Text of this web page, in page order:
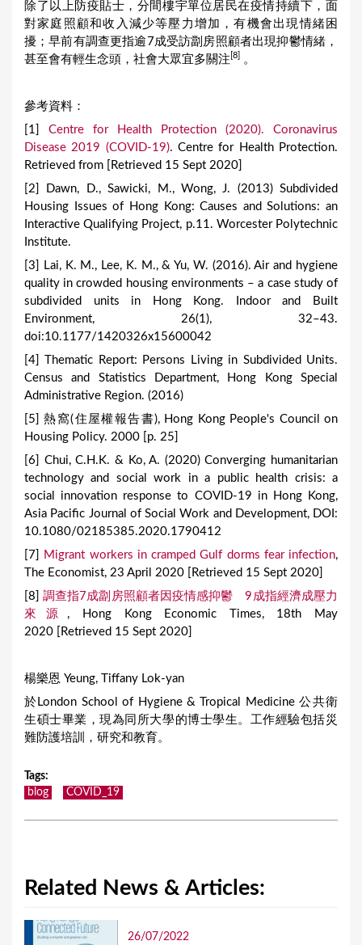
除了以上防疫貼士，分間樓宇單位居民在疫情持續下，面
對家庭照顧和收入減少等壓力增加，有機會出現情緒困
擾；早前有調查更指逾7成受訪劏房照顧者出現抑鬱情緒，
甚至會有輕生念頭，社會大眾宜多關注 [8] 。
參考資料：
[1] Centre for Health Protection (2020). Coronavirus
Disease 2019 (COVID-19). Centre for Health Protection.
Retrieved from [Retrieved 15 Sept 2020]
[2] Dawn, D., Sawicki, M., Wong, J. (2013) Subdivided
Housing Issues of Hong Kong: Causes and Solutions: an
Interactive Qualifying Project, p.11. Worcester Polytechnic
Institute.
[3] Lai, K. M., Lee, K. M., & Yu, W. (2016). Air and hygiene
quality in crowded housing environments – a case study of
subdivided units in Hong Kong. Indoor and Built
Environment, 26(1), 32–43.
doi:10.1177/1420326x15600042
[4] Thematic Report: Persons Living in Subdivided Units.
Census and Statistics Department, Hong Kong Special
Administrative Region. (2016)
[5] 熱窩(住屋權報告書), Hong Kong People's Council on
Housing Policy. 2000 [p. 25]
[6] Chui, C.H.K. & Ko, A. (2020) Converging humanitarian
technology and social work in a public health crisis: a
social innovation response to COVID-19 in Hong Kong,
Asia Pacific Journal of Social Work and Development, DOI:
10.1080/02185385.2020.1790412
[7]
Migrant workers in cramped Gulf dorms fear infection,
The Economist, 23 April 2020 [Retrieved 15 Sept 2020]
[8]調查指7成劏房照顧者因疫情感抑鬱 9成指經濟成壓力
來源 , Hong Kong Economic Times, 18th May
2020 [Retrieved 15 Sept 2020]
楊樂恩 Yeung, Tiffany Lok-yan
於London School of Hygiene & Tropical Medicine 公共衛
生碩士畢業，現為同所大學的博士學生。工作經驗包括災
難防護培訓，研究和教育。
Tags:
blog
COVID_19
Related News & Articles:
26/07/2022